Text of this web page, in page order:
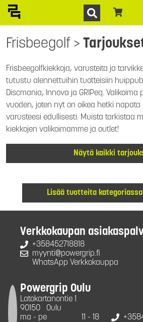
Frisbeegolf >
Frisbeegolfkiekkoja, varusteita ja
tutustu alennettuihin tuotteisiin
Discmania, Innova ja GRIPeq.
vuoden, joten nyt on oikea hetki napata
varusteesi edullisesti. Muista tarkistaa
kiekkojen valikoimamme ja outlet!
Näytä kaikki
Lisää tuotteita
Verkkokaupan
+358452718818
myynti@powergrip.fi
WhatsApp Verkkokauppa
Powergrip Oulu
Latokartanontie 1
90150
Oulu
ma - pe
11 - 18